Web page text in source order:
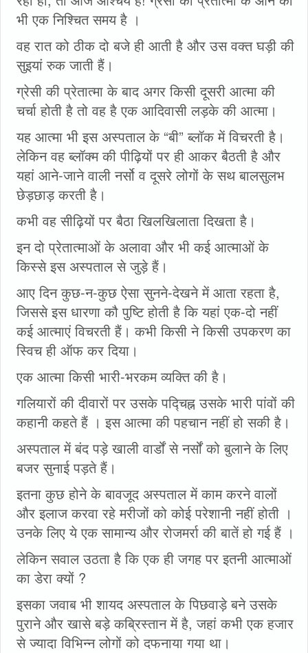
भी एक निश्चित समय है ।
वह रात को ठीक दो बजे ही आती है और उस वक्‍त घड़ी की
सुइयां रुक जाती हैं।
ग्रेसी की प्रेतात्मा के बाद अगर किसी दूसरी आत्मा की
चर्चा होती है तो वह है एक आदिवासी लड़के की आत्मा।
यह आत्मा भी इस अस्पताल के “बी” ब्लॉक में विचरती है।
लेकिन वह ब्लॉक्म की पीढ़ियों पर ही आकर बैठती है और
यहां आने-जाने वाली नर्सो व दूसरे लोगों के सथ बालसुलभ
छेड़छाड़ करती है।
कभी वह सीढ़ियों पर बैठा खिलखिलाता दिखता है।
इन दो प्रेतात्माओं के अलावा और भी कई आत्माओं के
किस्से इस अस्पताल से जुड़े हैं।
आए दिन कुछ-न-कुछ ऐसा सुनने-देखने में आता रहता है,
जिससे इस धारणा कौ पुष्टि होती है कि यहां एक-दो नहीं
कई आत्माएं विचरती हैं। कभी किसी ने किसी उपकरण का
स्विच ही ऑफ कर दिया।
एक आत्मा किसी भारी-भरकम व्यक्ति की है।
गलियारों की दीवारों पर उसके पद्चिह्न उसके भारी पांवों की
कहानी कहते हैं । इस आत्मा की पहचान नहीं हो सकी है।
अस्पताल में बंद पड़े खाली वार्डों से नर्सों को बुलाने के लिए
बजर सुनाई पड़ते हैं।
इतना कुछ होने के बावजूद अस्पताल में काम करने वालों
और इलाज करवा रहे मरीजों को कोई परेशानी नहीं होती ।
उनके लिए ये एक सामान्य और रोजमर्रा की बातें हो गई हैं ।
लेकिन सवाल उठता है कि एक ही जगह पर इतनी आत्माओं
का डेरा क्‍यों ?
इसका जवाब भी शायद अस्पताल के पिछवाड़े बने उसके
पुराने और खासे बड़े कब्रिस्तान में है, जहां कभी एक हजार
से ज्यादा विभिन्‍न लोगों को दफनाया गया था।